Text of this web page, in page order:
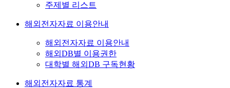
주제별 리스트
해외전자자료 이용안내
해외전자자료 이용안내
해외DB별 이용권한
대학별 해외DB 구독현황
해외전자자료 통계